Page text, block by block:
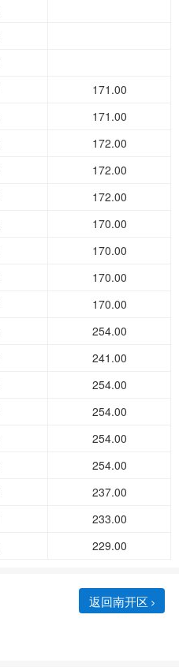
171.00
171.00
172.00
172.00
172.00
170.00
170.00
170.00
170.00
254.00
241.00
254.00
254.00
254.00
254.00
237.00
233.00
229.00
返回南开区